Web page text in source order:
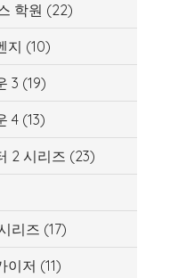
학원 (22)
지 (10)
3 (19)
4(13)
2 시리즈 (23)
리즈 (17)
이저 (11)